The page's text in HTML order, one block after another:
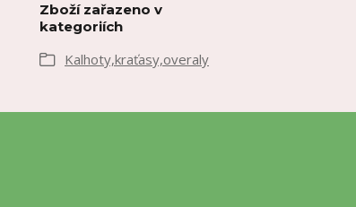
Zboží zařazeno v
kategoriích
Kalhoty,kraťasy,overaly